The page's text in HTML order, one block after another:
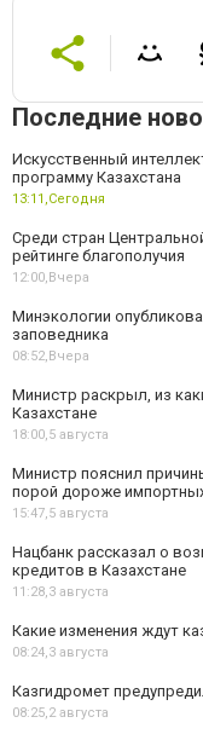
Последние
Искусственный
программу Казахстана
13:11,Сегодня
Среди стран
рейтинге благополучия
12:00, Вчера
Минэкологии
заповедника
08:52, Вчера
Министр раскрыл, из
Казахстане
18:00,5 августа
Министр пояснил
порой дороже
15:47,5 августа
Нацбанк рассказал о
кредитов в Казахстане
11:28,3 августа
Какие изменения ждут
08:24,3 августа
Казгидромет
08:25,2 августа